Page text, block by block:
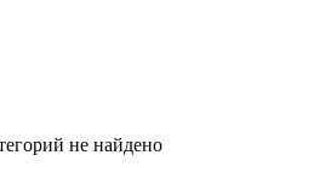
не найдено